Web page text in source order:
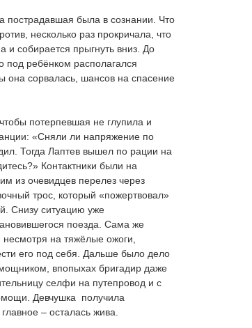
пострадавшая была в сознании. Что
несколько раз прокричала, что
собирается прыгнуть вниз. До
ребёнком располагался
она сорвалась, шансов на спасение
потерпевшая не глупила и
«Сняли ли напряжение по
Тогда Лаптев вышел по рации на
Контактники были на
из очевидцев перелез через
трос, который «пожертвовал»
Снизу ситуацию уже
поезда. Сама же
на тяжёлые ожоги,
его под себя. Дальше было дело
впопыхах бригадир даже
селфи на путепровод и с
Девчушка получила
– осталась жива.